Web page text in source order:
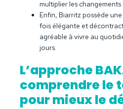
multiplier les
Enfin, Biarritz possède une
fois élégante et
agréable à vivre au
jours.
L’approche
comprendre le
pour mieux le